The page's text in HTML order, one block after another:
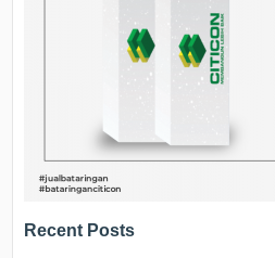
Recent Posts